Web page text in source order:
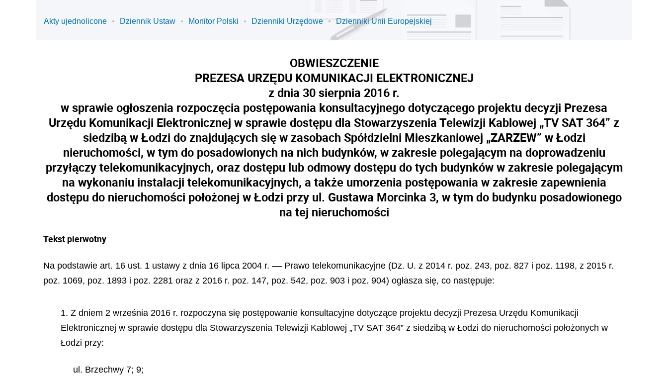
Akty ujednolicone Dziennik Ustaw Monitor Polski Dzienniki Urzędowe Dzienniki Unii Europejskiej
OBWIESZCZENIE
PREZESA URZĘDU KOMUNIKACJI ELEKTRONICZNEJ
z dnia 30 sierpnia 2016 r.
w sprawie ogłoszenia rozpoczęcia postępowania konsultacyjnego dotyczącego projektu decyzji Prezesa
Urzędu Komunikacji Elektronicznej w sprawie dostępu dla Stowarzyszenia Telewizji Kablowej „TV SAT 364” z
siedzibą w Łodzi do znajdujących się w zasobach Spółdzielni Mieszkaniowej „ZARZEW” w Łodzi
nieruchomości, w tym do posadowionych na nich budynków, w zakresie polegającym na doprowadzeniu
przyłączy telekomunikacyjnych, oraz dostępu lub odmowy dostępu do tych budynków w zakresie polegającym
na wykonaniu instalacji telekomunikacyjnych, a także umorzenia postępowania w zakresie zapewnienia
dostępu do nieruchomości położonej w Łodzi przy ul. Gustawa Morcinka 3, w tym do budynku posadowionego
na tej nieruchomości
Tekst pierwotny
Na podstawie art. 16 ust. 1 ustawy z dnia 16 lipca 2004 r. –– Prawo telekomunikacyjne (Dz. U. z 2014 r. poz. 243, poz. 827 i poz. 1198, z 2015 r.
poz. 1069, poz. 1893 i poz. 2281 oraz z 2016 r. poz. 147, poz. 542, poz. 903 i poz. 904) ogłasza się, co następuje:
1. Z dniem 2 września 2016 r. rozpoczyna się postępowanie konsultacyjne dotyczące projektu decyzji Prezesa Urzędu Komunikacji
Elektronicznej w sprawie dostępu dla Stowarzyszenia Telewizji Kablowej „TV SAT 364” z siedzibą w Łodzi do nieruchomości położonych w
Łodzi przy:
ul. Brzechwy 7; 9;